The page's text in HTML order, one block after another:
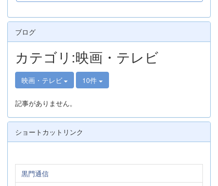
ブログ
カテゴリ:映画・テレビ
映画・テレビ 10件
記事がありません。
ショートカットリンク
黒門通信